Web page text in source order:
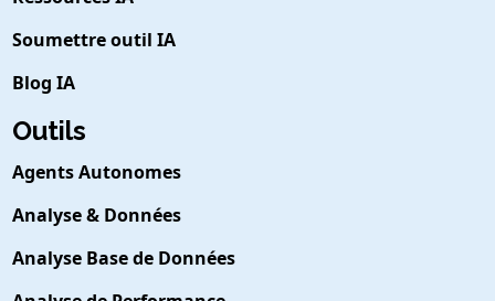
Soumettre outil IA
Blog IA
Outils
Agents Autonomes
Analyse & Données
Analyse Base de Données